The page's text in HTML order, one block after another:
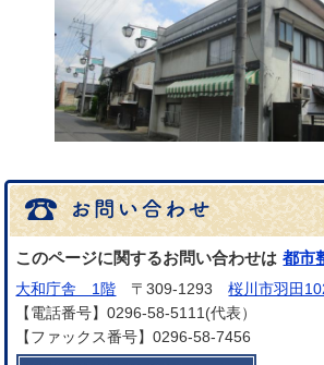
このページに関するお問い合わせは 都市
大和庁舎 1階 〒309-1293桜川市羽田
【電話番号】0296-58-5111(代表）
【ファックス番号】0296-58-7456